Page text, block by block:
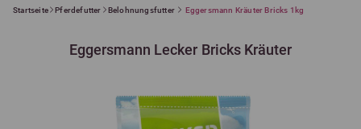
Startseite Pferdefutter Belohnungsfutter Eggersmann Kräuter Bricks 1kg
Eggersmann Lecker Bricks Kräuter